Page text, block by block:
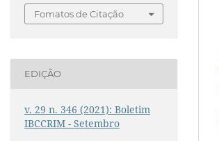
Fomatos de Citação
EDIÇÃO
v. 29 n. 346 (2021): Boletim
IBCCRIM - Setembro